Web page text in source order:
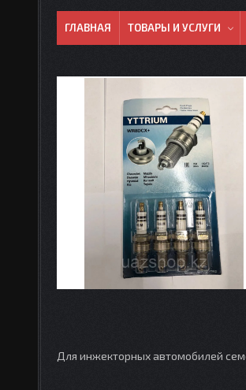
ГЛАВНАЯ ТОВАРЫ И УСЛУГИ
Для инжекторных автомобилей